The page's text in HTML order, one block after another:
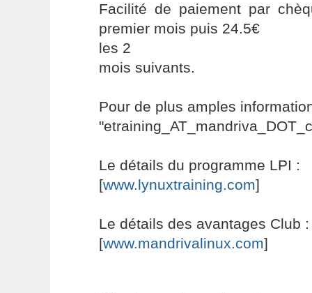
Facilité de paiement par
premier mois puis 24.5€
les 2
mois suivants.
Pour de plus amples
Le détails du programme LPI :
[www.lynuxtraining.com]
Le détails des avantages Club :
[www.mandrivalinux.com]